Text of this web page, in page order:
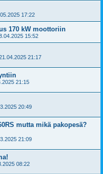
17:22
170 kW moottoriin
15:52
21:17
21:15
20:49
mutta mikä pakopesä?
21:09
08:22